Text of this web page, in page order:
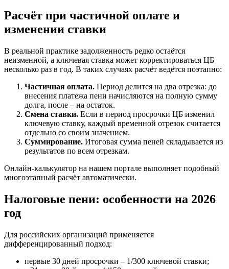
Расчёт при частичной оплате и
изменении ставки
В реальной практике задолженность редко остаётся
неизменной, а ключевая ставка может корректироваться ЦБ
несколько раз в год. В таких случаях расчёт ведётся поэтапно:
Частичная оплата. Период делится на два отрезка: до
внесения платежа пени начисляются на полную сумму
долга, после – на остаток.
Смена ставки. Если в период просрочки ЦБ изменил
ключевую ставку, каждый временной отрезок считается
отдельно со своим значением.
Суммирование. Итоговая сумма пеней складывается из
результатов по всем отрезкам.
Онлайн-калькулятор на нашем портале выполняет подобный
многоэтапный расчёт автоматически.
Налоговые пени: особенности на 2026
год
Для российских организаций применяется
дифференцированный подход:
первые 30 дней просрочки – 1/300 ключевой ставки;